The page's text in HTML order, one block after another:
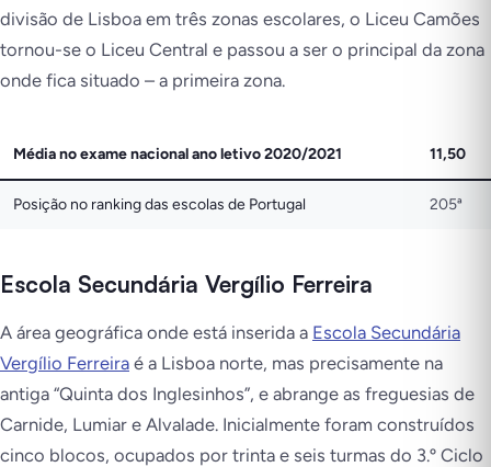
divisão de Lisboa em três zonas escolares, o Liceu Camões
tornou-se o Liceu Central e passou a ser o principal da zona
onde fica situado – a primeira zona.
Média no exame nacional ano letivo 2020/2021 11,50
Posição no ranking das escolas de Portugal 205ª
Escola Secundária Vergílio Ferreira
A área geográfica onde está inserida a Escola Secundária
Vergílio Ferreira é a Lisboa norte, mas precisamente na
antiga “Quinta dos Inglesinhos”, e abrange as freguesias de
Carnide, Lumiar e Alvalade. Inicialmente foram construídos
cinco blocos, ocupados por trinta e seis turmas do 3.º Ciclo